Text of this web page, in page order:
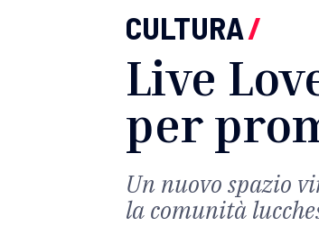
CULTURA/
Live
per
Un nuovo spazio
la comunità